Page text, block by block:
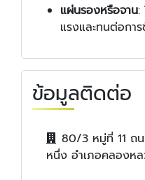
แผ่นรองหรือจาน:
แรงและทนต่อกา
ข้อมูลติดต่อ
80/3 หมู่ที่ 11 ถ
หนึ่ง อำเภอคลองห